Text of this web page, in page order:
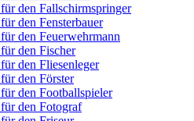
den Fallschirmspringer
den Fensterbauer
den Feuerwehrmann
den Fischer
den Fliesenleger
den Förster
den Footballspieler
den Fotograf